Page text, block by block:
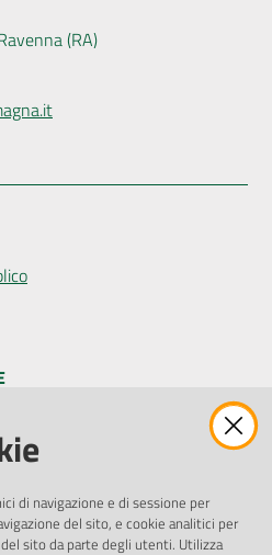
(RA)
di navigazione e di sessione per
del sito, e cookie analitici per
sito da parte degli utenti. Utilizza